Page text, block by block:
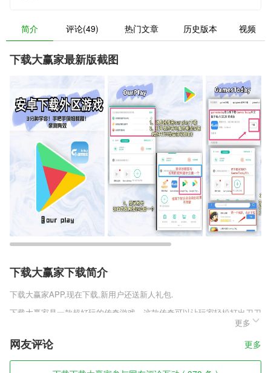
简介 评论(49) 热门文章 历史版本 视频
下载大赢家最新版截图
下载大赢家下载简介
下载大赢家APP,现在下载,新用户还送新人礼包.
下载大赢家是一款超好玩的传奇游戏，这款传奇可以让玩家轻松打出刀刀
群秒，各种boss都可以轻松秒杀，经典的三职业设定，让玩家可以自由
选择在自己的发展路线，每个职业都有专属的技能，学习专业技能就能打
出超高输出，连招组合霸气无比，喜欢传奇的玩家不要错过这款游戏了。
下载大赢家软件特色
更多
网友评论 更多